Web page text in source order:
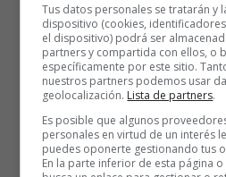
expresión confirmatoria de lo
Existen algunos ademanes que,
transmiten una opinión o estado
alguien.
La postura corporal también es
ocasiones el hablar de pie o
nosotros, no obstante en
Tus datos personales se tratarán y
dispositivo (cookies,
el dispositivo) podrá ser
partners y compartida con ellos, o
específicamente por este sitio.
nuestros partners podemos usar
geolocalización. Lista de partners.
Es posible que algunos
personales en virtud de un interés
puedes oponerte gestionando tus
En la parte inferior de esta página